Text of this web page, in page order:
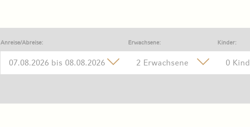
Anreise/Abreise: Erwachsene:
2 Erwachsene
Kinder:
0 Kind